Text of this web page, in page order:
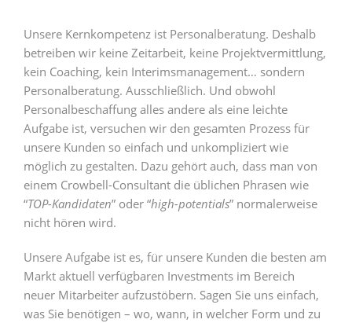
Unsere Kernkompetenz ist Personalberatung. Deshalb
betreiben wir keine Zeitarbeit, keine Projektvermittlung,
kein Coaching, kein Interimsmanagement… sondern
Personalberatung. Ausschließlich. Und obwohl
Personalbeschaffung alles andere als eine leichte
Aufgabe ist, versuchen wir den gesamten Prozess für
unsere Kunden so einfach und unkompliziert wie
möglich zu gestalten. Dazu gehört auch, dass man von
einem Crowbell-Consultant die üblichen Phrasen wie
“TOP-Kandidaten” oder “high-potentials” normalerweise
nicht hören wird.
Unsere Aufgabe ist es, für unsere Kunden die besten am
Markt aktuell verfügbaren Investments im Bereich
neuer Mitarbeiter aufzustöbern. Sagen Sie uns einfach,
was Sie benötigen – wo, wann, in welcher Form und zu